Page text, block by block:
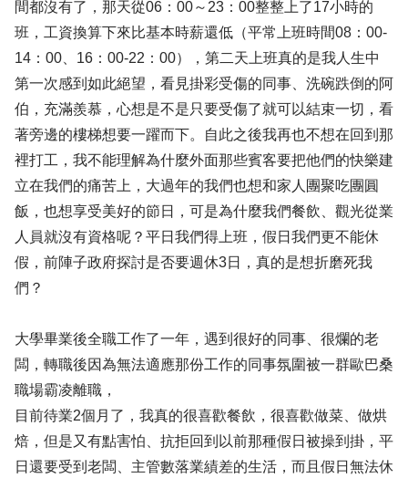
間都沒有了，那天從06：00～23：00整整上了17小時的
班，工資換算下來比基本時薪還低（平常上班時間08：00-
14：00、16：00-22：00），第二天上班真的是我人生中
第一次感到如此絕望，看見掛彩受傷的同事、洗碗跌倒的阿
伯，充滿羨慕，心想是不是只要受傷了就可以結束一切，看
著旁邊的樓梯想要一躍而下。自此之後我再也不想在回到那
裡打工，我不能理解為什麼外面那些賓客要把他們的快樂建
立在我們的痛苦上，大過年的我們也想和家人團聚吃團圓
飯，也想享受美好的節日，可是為什麼我們餐飲、觀光從業
人員就沒有資格呢？平日我們得上班，假日我們更不能休
假，前陣子政府探討是否要週休3日，真的是想折磨死我
們？
大學畢業後全職工作了一年，遇到很好的同事、很爛的老
闆，轉職後因為無法適應那份工作的同事氛圍被一群歐巴桑
職場霸凌離職，
目前待業2個月了，我真的很喜歡餐飲，很喜歡做菜、做烘
焙，但是又有點害怕、抗拒回到以前那種假日被操到掛，平
日還要受到老闆、主管數落業績差的生活，而且假日無法休